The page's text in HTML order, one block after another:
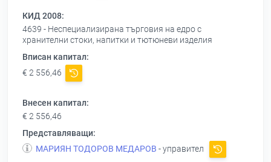
КИД 2008:
4639 - Неспециализирана търговия на едро с
хранителни стоки, напитки и тютюневи изделия
Вписан капитал:
€ 2 556,46
Внесен капитал:
€ 2 556,46
Представляващи:
МАРИЯН ТОДОРОВ МЕДАРОВ - управител